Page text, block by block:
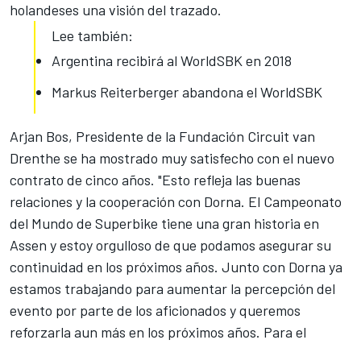
holandeses una visión del trazado.
Lee también:
Argentina recibirá al WorldSBK en 2018
Markus Reiterberger abandona el WorldSBK
Arjan Bos, Presidente de la Fundación Circuit van
Drenthe se ha mostrado muy satisfecho con el nuevo
contrato de cinco años. "Esto refleja las buenas
relaciones y la cooperación con Dorna. El Campeonato
del Mundo de Superbike tiene una gran historia en
Assen y estoy orgulloso de que podamos asegurar su
continuidad en los próximos años. Junto con Dorna ya
estamos trabajando para aumentar la percepción del
evento por parte de los aficionados y queremos
reforzarla aun más en los próximos años. Para el